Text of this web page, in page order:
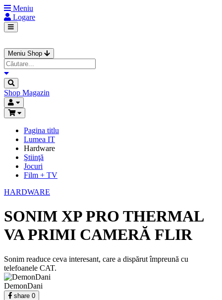
Meniu
Logare
Meniu Shop
Shop Magazin
Pagina titlu
Lumea IT
Hardware
Ştiinţă
Jocuri
Film + TV
HARDWARE
SONIM XP PRO THERMAL
VA PRIMI CAMERĂ FLIR
Sonim readuce ceva interesant, care a dispărut împreună cu
telefoanele CAT.
DemonDani
share 0